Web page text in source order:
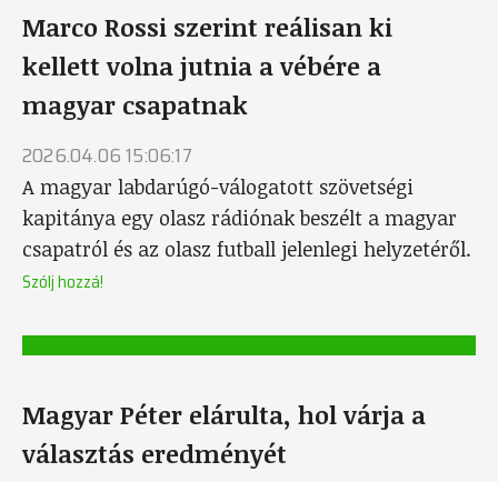
Marco Rossi szerint reálisan ki
kellett volna jutnia a vébére a
magyar csapatnak
2026.04.06 15:06:17
A magyar labdarúgó-válogatott szövetségi
kapitánya egy olasz rádiónak beszélt a magyar
csapatról és az olasz futball jelenlegi helyzetéről.
Szólj hozzá!
Magyar Péter elárulta, hol várja a
választás eredményét